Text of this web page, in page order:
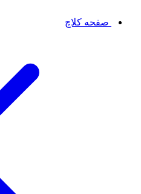
صفحه کلاچ